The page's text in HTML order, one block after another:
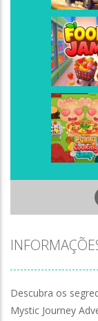
Descubra os
Mystic Journey